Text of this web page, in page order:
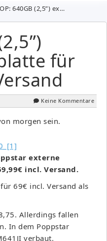
640GB (2,5”) externe Festplatte für 59,99€ incl. Versand
für
Keine Kommentare
morgen sein.
externe
incl. Versand.
69€ incl. Versand als
Allerdings fallen
In dem Poppstar
verbaut.